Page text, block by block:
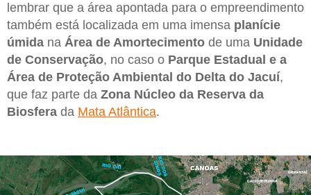
lembrar que a área apontada para o empreendimento
também está localizada em uma imensa planície
úmida na Área de Amortecimento de uma Unidade
de Conservação, no caso o Parque Estadual e a
Área de Proteção Ambiental do Delta do Jacuí,
que faz parte da Zona Núcleo da Reserva da
Biosfera da Mata Atlântica.